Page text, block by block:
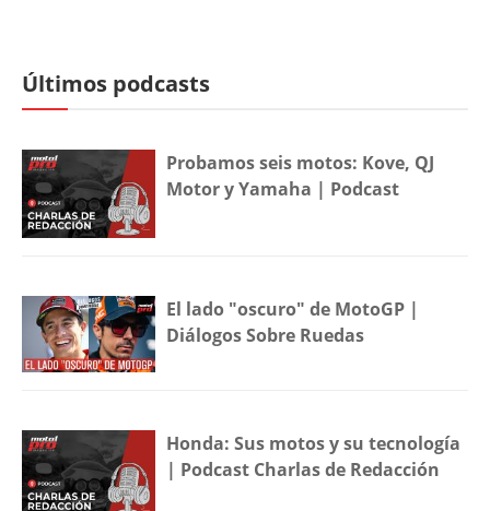
Últimos podcasts
Probamos seis motos: Kove, QJ
Motor y Yamaha | Podcast
El lado "oscuro" de MotoGP |
Diálogos Sobre Ruedas
Honda: Sus motos y su tecnología
| Podcast Charlas de Redacción